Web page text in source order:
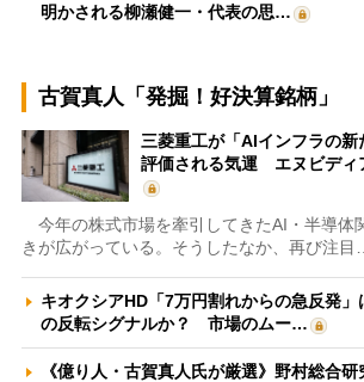
明かされる柳瀬健一・代表の思…
古賀真人「発掘！好決算銘柄」
三菱重工が「AIインフラの
評価される気運 エヌビディ
今年の株式市場を牽引してきたAI・半導体
きが広がっている。そうしたなか、再び注目…
キオクシアHD「7万円割れからの急反発
の反転シグナルか？ 市場のムー…
《億り人・古賀真人氏が厳選》野村総合研